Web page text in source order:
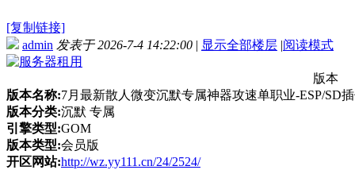
[复制链接]
admin 发表于 2026-7-4 14:22:00 | 显示全部楼层 |阅读模式
版本
版本名称:7月最新散人微变沉默专属神器攻速单职业-ESP/SD
版本分类:沉默 专属
引擎类型:GOM
版本类型:会员版
开区网站:http://wz.yy111.cn/24/2524/